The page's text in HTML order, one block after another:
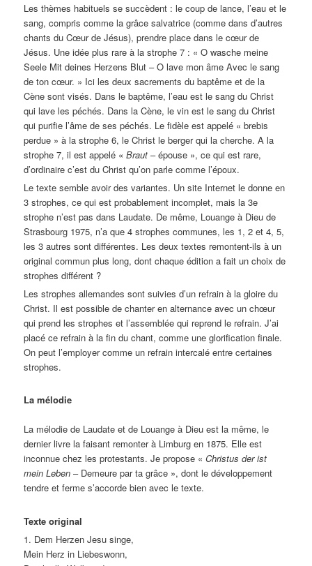
Les thèmes habituels se succèdent : le coup de lance, l’eau et le
sang, compris comme la grâce salvatrice (comme dans d’autres
chants du Cœur de Jésus), prendre place dans le cœur de
Jésus. Une idée plus rare à la strophe 7 : « O wasche meine
Seele Mit deines Herzens Blut – O lave mon âme Avec le sang
de ton cœur. » Ici les deux sacrements du baptême et de la
Cène sont visés. Dans le baptême, l’eau est le sang du Christ
qui lave les péchés. Dans la Cène, le vin est le sang du Christ
qui purifie l’âme de ses péchés. Le fidèle est appelé « brebis
perdue » à la strophe 6, le Christ le berger qui la cherche. A la
strophe 7, il est appelé «Braut – épouse », ce qui est rare,
d’ordinaire c’est du Christ qu’on parle comme l’époux.
Le texte semble avoir des variantes. Un site Internet le donne en
3 strophes, ce qui est probablement incomplet, mais la 3e
strophe n’est pas dans Laudate. De même, Louange à Dieu de
Strasbourg 1975, n’a que 4 strophes communes, les 1, 2 et 4, 5,
les 3 autres sont différentes. Les deux textes remontent-ils à un
original commun plus long, dont chaque édition a fait un choix de
strophes différent ?
Les strophes allemandes sont suivies d’un refrain à la gloire du
Christ. Il est possible de chanter en alternance avec un chœur
qui prend les strophes et l’assemblée qui reprend le refrain. J’ai
placé ce refrain à la fin du chant, comme une glorification finale.
On peut l’employer comme un refrain intercalé entre certaines
strophes.
La mélodie
La mélodie de Laudate et de Louange à Dieu est la même, le
dernier livre la faisant remonter à Limburg en 1875. Elle est
inconnue chez les protestants. Je propose «Christus der ist
mein Leben – Demeure par ta grâce », dont le développement
tendre et ferme s’accorde bien avec le texte.
Texte original
1. Dem Herzen Jesu singe,
Mein Herz in Liebeswonn,